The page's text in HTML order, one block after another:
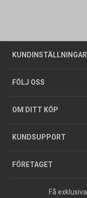
KUNDINSTÄLLNINGAR
Företagskund /
FÖLJ OSS
OM DITT KÖP
Allmänna
Integritetspolicy
GDPR
KUNDSUPPORT
Butiker
Foldrar och kataloger
Köpguider
Varumärken
FÖRETAGET
Om oss
Tjänster
Hållbarhet
Jobba hos oss
Press
Få